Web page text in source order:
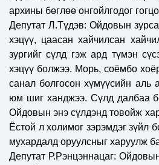
архины бөглөө онгойлгодог
Депутат Л.Түдэв: Ойдовын
хэцүү, цаасан хайчилсан
зургийг сүлд гэж ард түмэн
хэцүү болжээ. Морь, соёмбо
санал болгосон хүмүүсийн аль
юм шиг ханджээ. Сүлд далбаа
Ойдовын энэ сүлдэнд товойж
Ёстой л холимог зэрэмдэг зүйл
мухардалд оруулсныг харуулж
Депутат Р.Рэнцэннацаг: